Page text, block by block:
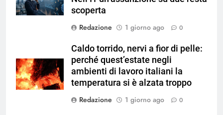
scoperta
Redazione
1 giorno ago 0
Caldo torrido, nervi a fior di pelle:
perché quest’estate negli
ambienti di lavoro italiani la
temperatura si è alzata troppo
Redazione
1 giorno ago 0